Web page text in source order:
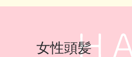
女性頭髪